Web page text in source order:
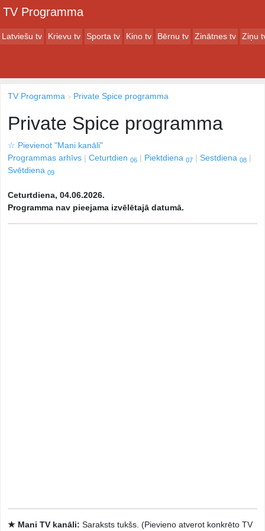
TV Programma
Latviešu tv Krievu tv Sporta tv Kino tv Bērnu tv Zinātnes tv Ziņu
TV Programma Private Spice programma
Private Spice programma
☆ Pievienot "Mani kanāli"
Programmas arhīvs
Ceturtdien 06 Piektdiena 07 Sestdiena 08
Svētdiena 09
Ceturtdiena, 04.06.2026.
Programma nav pieejama izvēlētajā datumā.
★ Mani TV kanāli: Saraksts tukšs. (Pievieno atverot konkrēto TV